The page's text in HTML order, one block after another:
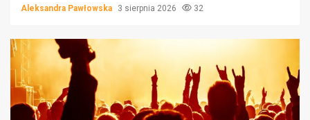
Aleksandra Pawłowska 3 sierpnia 2026 32